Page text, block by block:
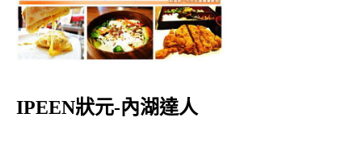
IPEEN狀元-內湖達人